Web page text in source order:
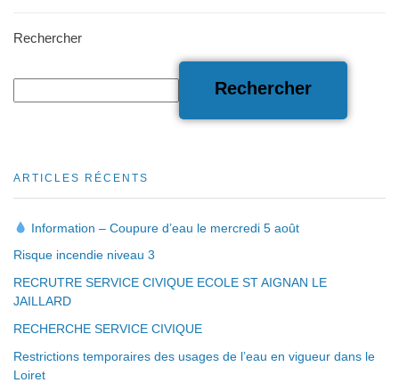
Rechercher
Rechercher
ARTICLES RÉCENTS
Information – Coupure d’eau le mercredi 5 août
Risque incendie niveau 3
RECRUTRE SERVICE CIVIQUE ECOLE ST AIGNAN LE
JAILLARD
RECHERCHE SERVICE CIVIQUE
Restrictions temporaires des usages de l’eau en vigueur dans le
Loiret